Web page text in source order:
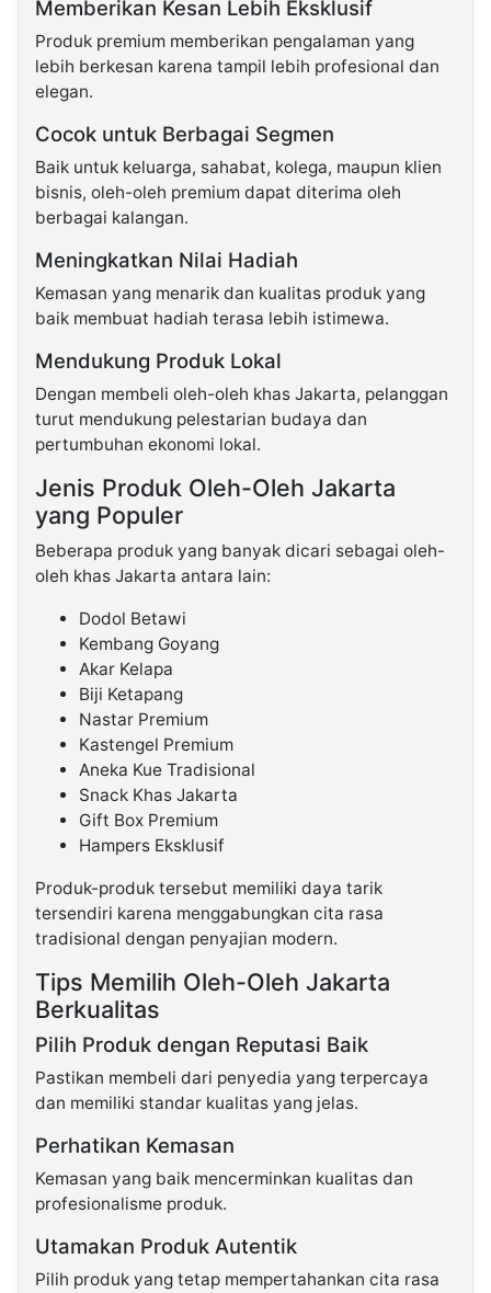
Memberikan Kesan Lebih Eksklusif
Produk premium memberikan pengalaman yang
lebih berkesan karena tampil lebih profesional dan
elegan.
Cocok untuk Berbagai Segmen
Baik untuk keluarga, sahabat, kolega, maupun klien
bisnis, oleh-oleh premium dapat diterima oleh
berbagai kalangan.
Meningkatkan Nilai Hadiah
Kemasan yang menarik dan kualitas produk yang
baik membuat hadiah terasa lebih istimewa.
Mendukung Produk Lokal
Dengan membeli oleh-oleh khas Jakarta, pelanggan
turut mendukung pelestarian budaya dan
pertumbuhan ekonomi lokal.
Jenis Produk Oleh-Oleh Jakarta
yang Populer
Beberapa produk yang banyak dicari sebagai oleh-
oleh khas Jakarta antara lain:
Dodol Betawi
Kembang Goyang
Akar Kelapa
Biji Ketapang
Nastar Premium
Kastengel Premium
Aneka Kue Tradisional
Snack Khas Jakarta
Gift Box Premium
Hampers Eksklusif
Produk-produk tersebut memiliki daya tarik
tersendiri karena menggabungkan cita rasa
tradisional dengan penyajian modern.
Tips Memilih Oleh-Oleh Jakarta
Berkualitas
Pilih Produk dengan Reputasi Baik
Pastikan membeli dari penyedia yang terpercaya
dan memiliki standar kualitas yang jelas.
Perhatikan Kemasan
Kemasan yang baik mencerminkan kualitas dan
profesionalisme produk.
Utamakan Produk Autentik
Pilih produk yang tetap mempertahankan cita rasa